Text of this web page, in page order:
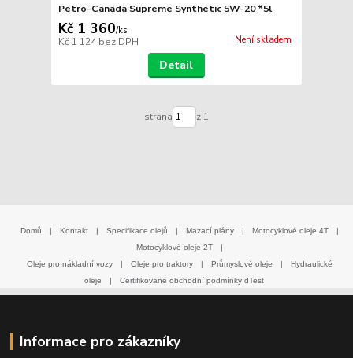
Petro-Canada Supreme Synthetic 5W-20 *5l
Kč 1 360/ks
Kč 1 124bez DPH Není skladem
Detail
strana z 1
Domů | Kontakt | Specifikace olejů | Mazací plány | Motocyklové oleje 4T
|
Motocyklové oleje 2T
|
Oleje pro nákladní vozy
| Oleje pro traktory | Průmyslové oleje |
Hydraulické
oleje
| Certifikované obchodní podmínky dTest
Informace pro zákazníky